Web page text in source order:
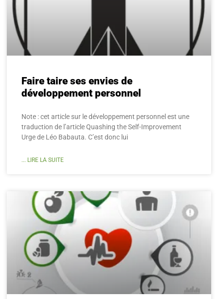
Faire taire ses envies de
développement personnel
Note : cet article sur le développement personnel est une
traduction de l’article Quashing the Self-Improvement
Urge de Léo Babauta. C’est donc lui
... LIRE LA SUITE